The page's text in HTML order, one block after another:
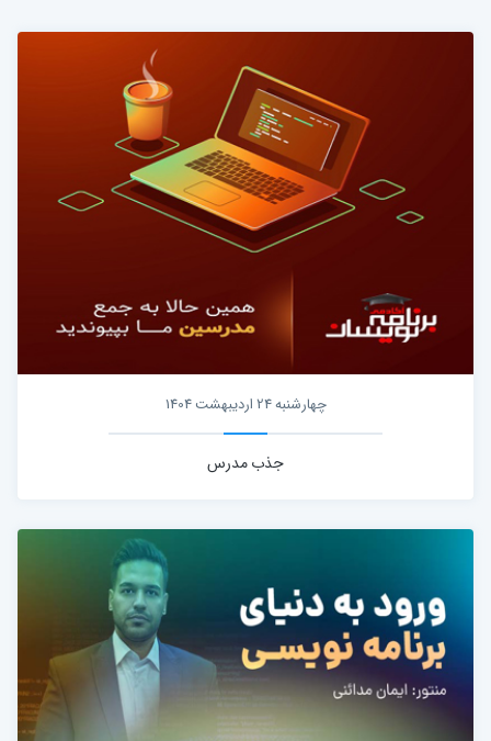
چهارشنبه 24 اردیبهشت 1404
جذب مدرس